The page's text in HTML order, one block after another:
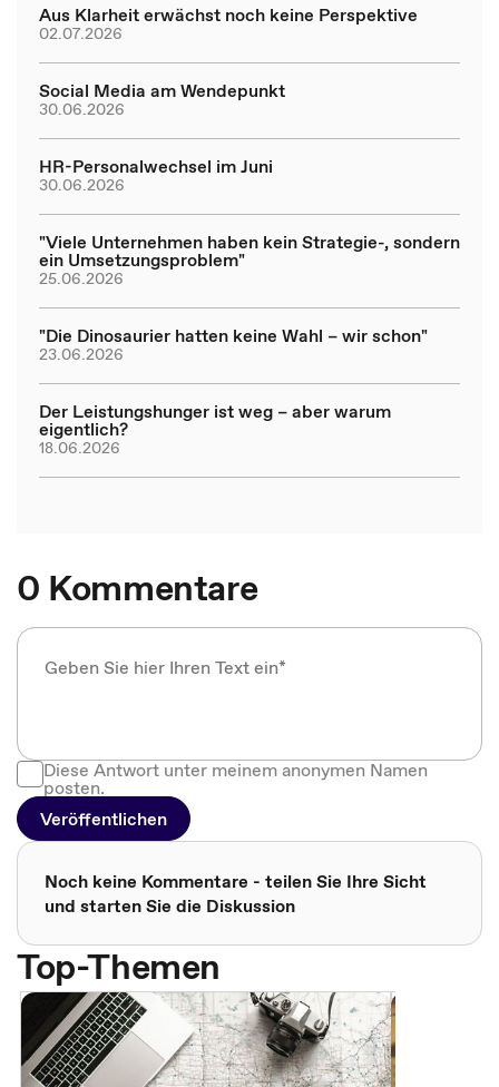
Aus Klarheit erwächst noch keine Perspektive
02.07.2026
Social Media am Wendepunkt
30.06.2026
HR-Personalwechsel im Juni
30.06.2026
"Viele Unternehmen haben kein Strategie-, sondern
ein Umsetzungsproblem"
25.06.2026
"Die Dinosaurier hatten keine Wahl – wir schon"
23.06.2026
Der Leistungshunger ist weg – aber warum
eigentlich?
18.06.2026
0 Kommentare
Diese Antwort unter meinem anonymen Namen
posten.
Veröffentlichen
Noch keine Kommentare - teilen Sie Ihre Sicht
und starten Sie die Diskussion
Top-Themen